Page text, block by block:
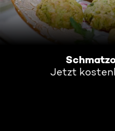
Jetzt